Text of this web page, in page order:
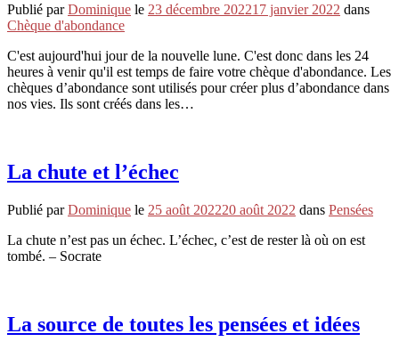
Publié parDominique le 23 décembre 202217 janvier 2022 dans
Chèque d'abondance
C'est aujourd'hui jour de la nouvelle lune. C'est donc dans les 24
heures à venir qu'il est temps de faire votre chèque d'abondance. Les
chèques d’abondance sont utilisés pour créer plus d’abondance dans
nos vies. Ils sont créés dans les…
La chute et l’échec
Publié parDominique le 25 août 202220 août 2022 dans Pensées
La chute n’est pas un échec. L’échec, c’est de rester là où on est
tombé. – Socrate
La source de toutes les pensées et idées